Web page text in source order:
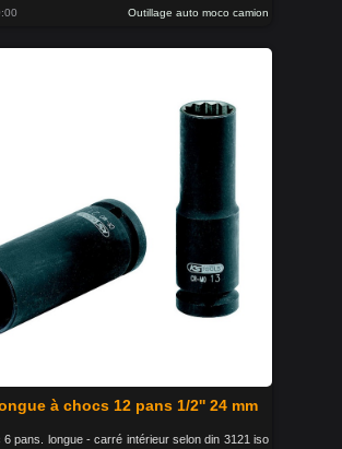
Outillage auto moco camion
à chocs 12 pans 1/2'' 24 mm
6 pans. longue - carré intérieur selon din 3121 iso